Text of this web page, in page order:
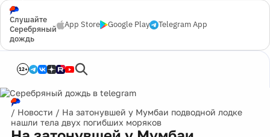
Слушайте
Серебряный
дождь
App Store Google Play Telegram App
12+
/ Новости / На затонувшей у Мумбаи подводной лодке
нашли тела двух погибших моряков